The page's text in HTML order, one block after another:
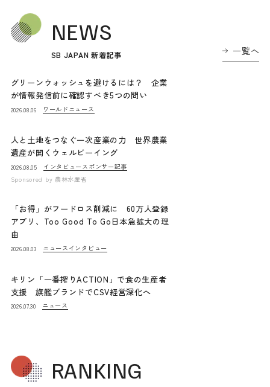
NEWS
SB JAPAN 新着記事 一覧へ
グリーンウォッシュを避けるには？ 企業
が情報発信前に確認すべき5つの問い
2026.08.06 ワールドニュース
人と土地をつなぐ一次産業の力 世界農業
遺産が開くウェルビーイング
2026.08.05 インタビュー スポンサー記事
Sponsored by 農林水産省
「お得」がフードロス削減に 60万人登録
アプリ、Too Good To Go日本急拡大の理
由
2026.08.03 ニュース インタビュー
キリン「一番搾りACTION」で食の生産者
支援 旗艦ブランドでCSV経営深化へ
2026.07.30 ニュース
RANKING